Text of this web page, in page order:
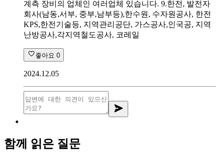
계측 장비의 업체인 여러업체 있습니다. 9.한전, 발전자
회사(남동,서부, 중부,남부등),한수원, 수자원공사, 한전
KPS,한전기술등, 지역관리공단, 가스공사,인국공, 지역
난방공사,각지역철도공사, 코레일
좋아요 0
2024.12.05
함께 읽은 질문